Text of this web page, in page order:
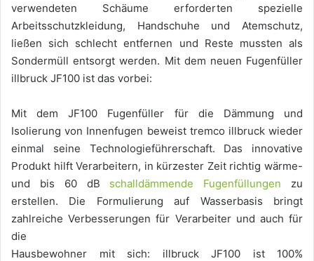
verwendeten Schäume erforderten spezielle
Arbeitsschutzkleidung, Handschuhe und Atemschutz,
ließen sich schlecht entfernen und Reste mussten als
Sondermüll entsorgt werden. Mit dem neuen Fugenfüller
illbruck JF100 ist das vorbei:
Mit dem JF100 Fugenfüller für die Dämmung und
Isolierung von Innenfugen beweist tremco illbruck wieder
einmal seine Technologieführerschaft. Das innovative
Produkt hilft Verarbeitern, in kürzester Zeit richtig wärme-
und bis 60 dB schalldämmende Fugenfüllungen zu
erstellen. Die Formulierung auf Wasserbasis bringt
zahlreiche Verbesserungen für Verarbeiter und auch für
die
Hausbewohner mit sich: illbruck JF100 ist 100%